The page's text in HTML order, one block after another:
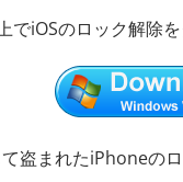
でiOSのロック解除
盗まれたiPhoneの